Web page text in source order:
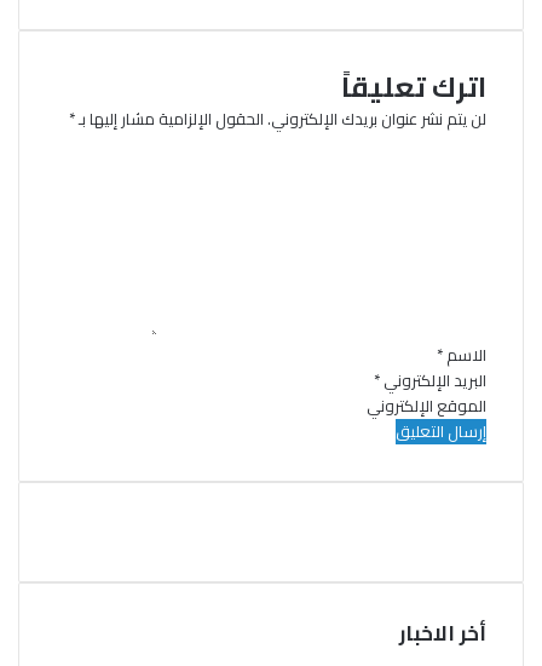
اترك تعليقاً
لن يتم نشر عنوان بريدك الإلكتروني.الحقول الإلزامية مشار إليها بـ*
الاسم*
البريد الإلكتروني*
الموقع الإلكتروني
أخر الاخبار